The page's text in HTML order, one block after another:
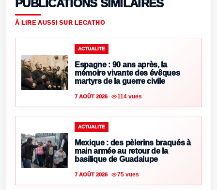
PUBLICATIONS SIMILAIRES
À LIRE AUSSI SUR LECATHO
ACTUALITE
Espagne : 90 ans après, la
mémoire vivante des évêques
martyrs de la guerre civile
7 AOÛT 2026 114 vues
ACTUALITE
Mexique : des pèlerins braqués à
main armée au retour de la
basilique de Guadalupe
7 AOÛT 2026 75 vues